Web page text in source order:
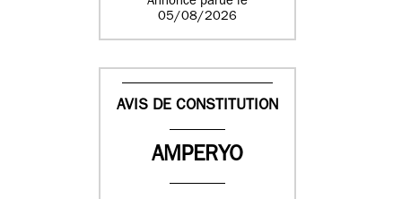
05/08/2026
AVIS DE CONSTITUTION
AMPERYO